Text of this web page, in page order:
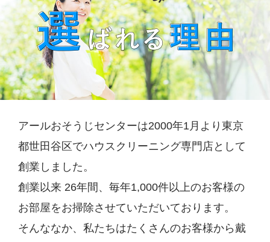
アールおそうじセンターは2000年1月より東京
都世田谷区でハウスクリーニング専門店として
創業しました。
創業以来 26年間、毎年1,000件以上のお客様の
お部屋をお掃除させていただいております。
そんななか、私たちはたくさんのお客様から戴